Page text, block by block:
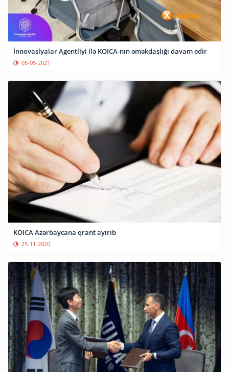
İnnovasiyalar Agentliyi ilə KOICA-nın əməkdaşlığı davam edir
05-05-2021
KOICA Azərbaycana qrant ayırıb
25-11-2020